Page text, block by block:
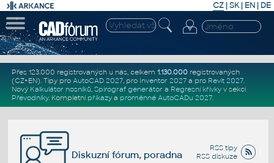
CZ | SK| EN | DE
Přes 123.000 registrovaných u nás, celkem 1.130.000registrovaných
(CZ+EN). Tipy pro AutoCAD 2027, pro Inventor 2027a pro Revit 2027.
Nový Kalkulátor nosníků, Spirograf generátor a Regresní křivkyv sekci
Převodníky. Kompletní příkazya proměnné AutoCADu 2027.
RSS tipy
RSS diskuze
Diskuzní fórum, poradna